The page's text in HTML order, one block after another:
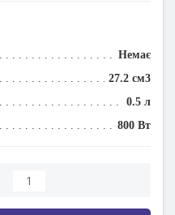
Немає
27.2 см3
0.5 л
800 Вт